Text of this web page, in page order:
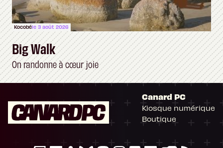
Kocobéle 3 août 2026
Big Walk
On randonne à cœur joie
Canard PC
Kiosque numérique
Boutique